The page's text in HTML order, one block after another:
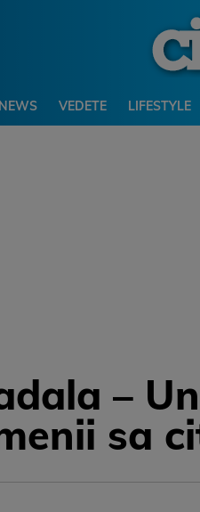
NEWS VEDETE LIFESTYLE
–
sa